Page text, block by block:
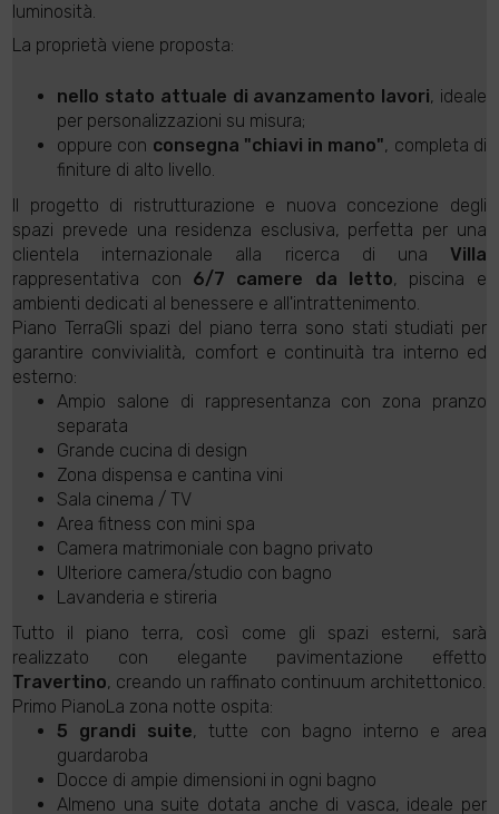
luminosità.
La proprietà viene proposta:
nello stato attuale di avanzamento lavori, ideale
per personalizzazioni su misura;
oppure con consegna "chiavi in mano", completa di
finiture di alto livello.
Il progetto di ristrutturazione e nuova concezione degli
spazi prevede una residenza esclusiva, perfetta per una
clientela internazionale alla ricerca di una Villa
rappresentativa con 6/7 camere da letto, piscina e
ambienti dedicati al benessere e all'intrattenimento.
Piano TerraGli spazi del piano terra sono stati studiati per
garantire convivialità, comfort e continuità tra interno ed
esterno:
Ampio salone di rappresentanza con zona pranzo
separata
Grande cucina di design
Zona dispensa e cantina vini
Sala cinema / TV
Area fitness con mini spa
Camera matrimoniale con bagno privato
Ulteriore camera/studio con bagno
Lavanderia e stireria
Tutto il piano terra, così come gli spazi esterni, sarà
realizzato con elegante pavimentazione effetto
Travertino, creando un raffinato continuum architettonico.
Primo PianoLa zona notte ospita:
5 grandi suite, tutte con bagno interno e area
guardaroba
Docce di ampie dimensioni in ogni bagno
Almeno una suite dotata anche di vasca, ideale per